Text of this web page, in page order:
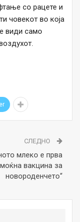
со рацете и
човекот во која
види само
СЛЕДНО
млеко е прва
вакцина за
новороденчето“